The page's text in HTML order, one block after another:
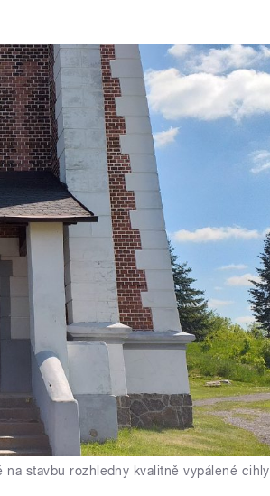
stavbu rozhledny kvalitně vypálené cihly